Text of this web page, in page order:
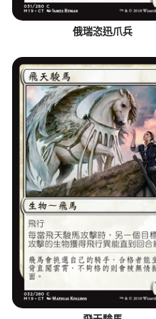
俄瑞恣迅爪兵